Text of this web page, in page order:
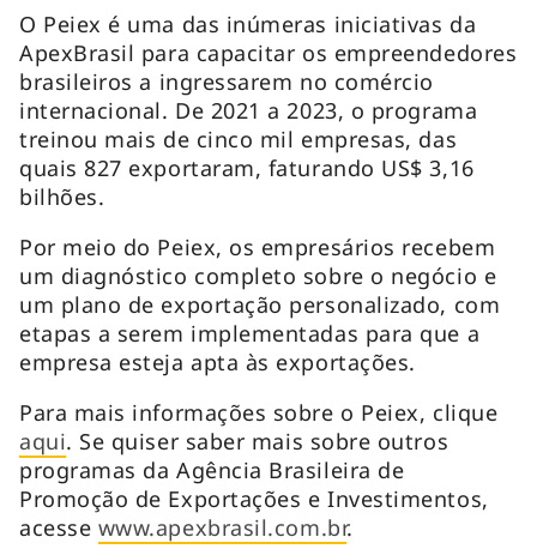
O Peiex é uma das inúmeras iniciativas da
ApexBrasil para capacitar os empreendedores
brasileiros a ingressarem no comércio
internacional. De 2021 a 2023, o programa
treinou mais de cinco mil empresas, das
quais 827 exportaram, faturando US$ 3,16
bilhões.
Por meio do Peiex, os empresários recebem
um diagnóstico completo sobre o negócio e
um plano de exportação personalizado, com
etapas a serem implementadas para que a
empresa esteja apta às exportações.
Para mais informações sobre o Peiex, clique
aqui. Se quiser saber mais sobre outros
programas da Agência Brasileira de
Promoção de Exportações e Investimentos,
acesse www.apexbrasil.com.br.